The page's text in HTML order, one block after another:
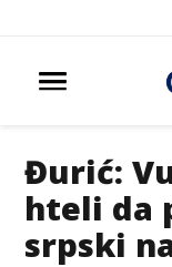
Đurić:
hteli da
srpski